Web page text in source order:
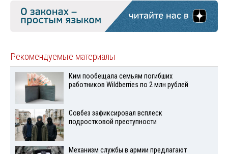
Рекомендуемые материалы
Ким пообещала семьям погибших
работников Wildberries по 2 млн рублей
Совбез зафиксировал всплеск
подростковой преступности
Механизм службы в армии предлагают